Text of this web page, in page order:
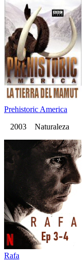
Prehistoric America
2003 Naturaleza
Rafa